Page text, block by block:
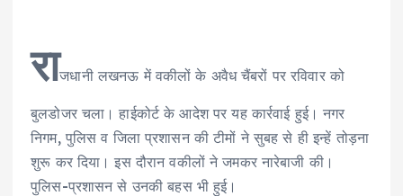
राजधानी लखनऊ में वकीलों के अवैध चैंबरों पर रविवार को
बुलडोजर चला। हाईकोर्ट के आदेश पर यह कार्रवाई हुई। नगर
निगम, पुलिस व जिला प्रशासन की टीमों ने सुबह से ही इन्हें तोड़ना
शुरू कर दिया। इस दौरान वकीलों ने जमकर नारेबाजी की।
पुलिस-प्रशासन से उनकी बहस भी हुई।